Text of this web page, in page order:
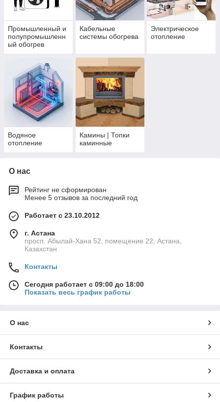
оборудование сделано на совесть и правильно
установлено, оно будет работать без перебоев.
Промышленный и
полупромышленн
ый обогрев
Кабельные
системы обогрева
Электрическое
отопление
Водяное
отопление
Камины | Топки
каминные
О нас
Рейтинг не сформирован
Менее 5 отзывов за последний год
Работает с 23.10.2012
г. Астана
просп. Абылай-Хана 52, помещение 22, Астана,
Казахстан
Контакты
Сегодня работает с 09:00 до 18:00
Показать весь график работы
О нас
Контакты
Доставка и оплата
График работы